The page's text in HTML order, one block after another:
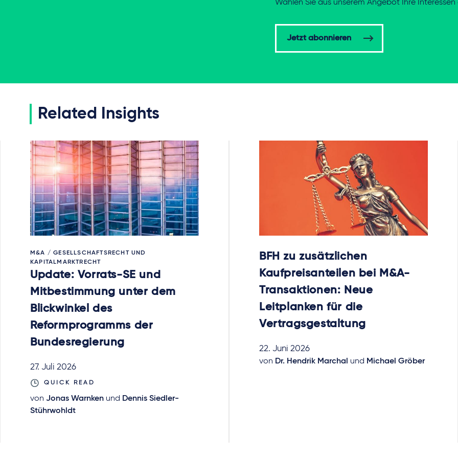
Wählen Sie aus unserem Angebot Ihre Interessen
Jetzt abonnieren
Related Insights
M&A / GESELLSCHAFTSRECHT UND
KAPITALMARKTRECHT
Update: Vorrats-SE und
Mitbestimmung unter dem
Blickwinkel des
Reformprogramms der
Bundesregierung
27. Juli 2026
QUICK READ
von Jonas Warnken und Dennis Siedler-
Stührwohldt
BFH zu zusätzlichen
Kaufpreisanteilen bei M&A-
Transaktionen: Neue
Leitplanken für die
Vertragsgestaltung
22. Juni 2026
von Dr. Hendrik Marchal und Michael Gröber